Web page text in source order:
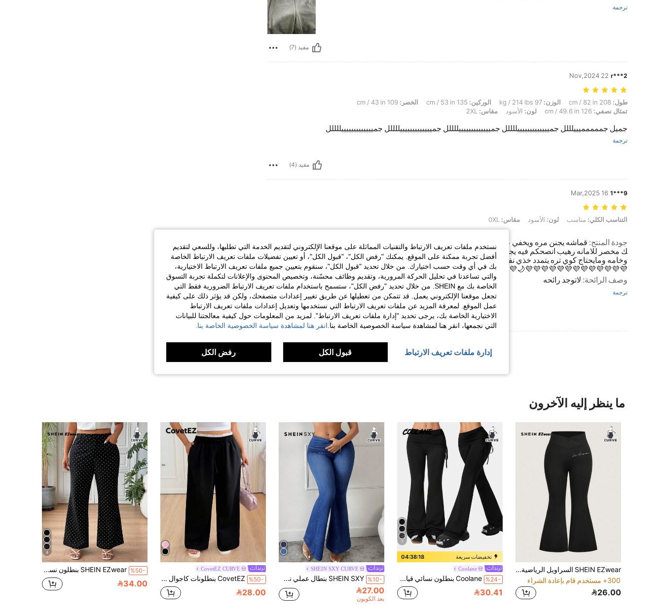
ترجمة
مفيد (7)
r***2
22 Nov,2024
طول: 208 cm / 82 in, الوزن: 97 kg / 214 lbs, الوركين: 135 cm / 53 in, الخصر: 109 cm / 43 in, تمثال نصفي: 126 cm / 49.6 in, لون: الأسود, مقاس: 2XL
طول: الوزن: الوركين: الخصر:
تمثال نصفي:
لون: الأسود مقاس:
جميل جممممميييلللل جميييييييييييييللللل جميييييييييييييللللل جميييييييييييييللللل جميييييييييييييللللل
ترجمة
مفيد (4)
9***1
16 Mar,2025
التناسب الكلي: مناسب, لون: الأسود, مقاس: 0XL
التناسب الكلي: مناسب لون: الأسود مقاس:
جودة المنتج: قماشه يجنن مره ويخفي عيوب الجسممم ويخلي جسم
ك مخصر للامانه رهيب انصحكم فيه يجنن مره مرهه قماش وشكل
وخامه ومايحتاج كوي تره يتمدد خذي نفس مقاسك 💜💜💜💜💜💜
💜💜💜💜💜💜💜💜💜💜💜💜💜🌙💜💜💜
وصف الرائحة: لاتوجد رائحه
ترجمة
مفيد (3)
ما ينظر إليه الآخرون
SHEIN EZwear السراويل الرياضية ضيقة للنساء كبيرات الحجم ذات الخصر العالي بطبعة حرف إنجليزي على الحاف المقاطع، مناسبة للحفلات وفصلي الربيع والخريف
300+ مستخدم قام بإعادة الشراء
26.00
7
تخفيضات سريعة 04:38:17
Coolane
%24- Coolane بنطلون نسائي قياس كبير بتصميم فينتاج مع رباط جانبي، بقصة ضيقة وساق واسعة، لموسم الصيف والربيع، باللون الأسود
30.41
SHEIN SXY CURVE
%10- SHEIN SXY بنطال عملي نسائي ذو تأثير جينز مطبوع بتصميم واسع مناسب للمقاسات الكبيرة
27.00
بعد الكوبون
CovetEZ CURVE
%50- CovetEZ بنطلونات كاجوال للنساء ذوات الأحجام الكبيرة بخصر مطاطي وتطريز دانتيل متباين للصيف'
28.00
4
%50- SHEIN EZwear بنطلون نسائي ذو خصر عالي مطبوع بنقاط كبيرة مع جيوب وقصة واسعة للمقاسات الكبيرة
34.00
نستخدم ملفات تعريف الارتباط والتقنيات المماثلة على موقعنا الإلكتروني لتقديم الخدمة التي تطلبها، وللسعي لتقديم
أفضل تجربة ممكنة على الموقع. يمكنك "رفض الكل"، "قبول الكل"، أو تعيين تفضيلات ملفات تعريف الارتباط الخاصة
بك في أي وقت حسب اختيارك. من خلال تحديد "قبول الكل"، سنقوم بتعيين جميع ملفات تعريف الارتباط الاختيارية،
والتي تساعدنا في تحليل الحركة المرورية، وتقديم وظائف محسّنة، وتخصيص المحتوى والإعلانات لتكملة تجربة التسوق
الخاصة بك مع SHEIN. من خلال تحديد "رفض الكل"، ستسمح باستخدام ملفات تعريف الارتباط الضرورية فقط التي
تجعل موقعنا الإلكتروني يعمل. قد تتمكن من تعطيلها عن طريق تغيير إعدادات متصفحك، ولكن قد يؤثر ذلك على كيفية
عمل الموقع. لمعرفة المزيد عن ملفات تعريف الارتباط التي نستخدمها وتعديل إعدادات ملفات تعريف الارتباط
الاختيارية الخاصة بك، يرجى تحديد "إدارة ملفات تعريف الارتباط". لمزيد من المعلومات حول كيفية معالجتنا للبيانات
التي نجمعها، انقر هنا لمشاهدة سياسة الخصوصية الخاصة بنا. انقر هنا لمشاهدة سياسة الخصوصية الخاصة بنا.
إدارة ملفات تعريف الارتباط قبول الكل رفض الكل